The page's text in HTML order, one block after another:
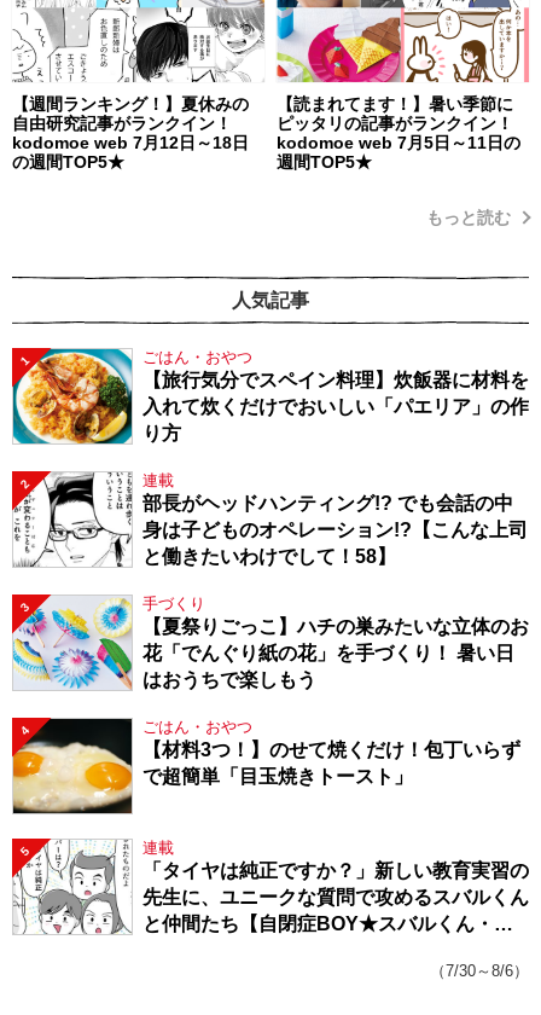
【週間ランキング！】夏休みの
自由研究記事がランクイン！
kodomoe web 7月12日～18日
の週間TOP5★
【読まれてます！】暑い季節に
ピッタリの記事がランクイン！
kodomoe web 7月5日～11日の
週間TOP5★
もっと読む
人気記事
1 ごはん・おやつ
【旅行気分でスペイン料理】炊飯器に材料を
入れて炊くだけでおいしい「パエリア」の作
り方
2 連載
部長がヘッドハンティング!? でも会話の中
身は子どものオペレーション!?【こんな上司
と働きたいわけでして！58】
3 手づくり
【夏祭りごっこ】ハチの巣みたいな立体のお
花「でんぐり紙の花」を手づくり！ 暑い日
はおうちで楽しもう
4 ごはん・おやつ
【材料3つ！】のせて焼くだけ！包丁いらず
で超簡単「目玉焼きトースト」
5 連載
「タイヤは純正ですか？」新しい教育実習の
先生に、ユニークな質問で攻めるスバルくん
と仲間たち【自閉症BOY★スバルくん・
（7/30～8/6）